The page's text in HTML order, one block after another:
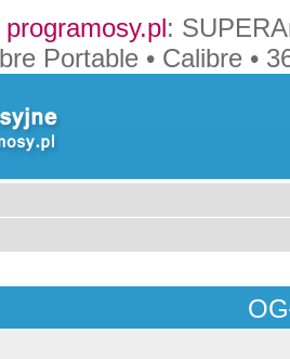
:
Portable • Calibre •